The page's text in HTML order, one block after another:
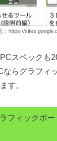
：https://
スペックも
ならグラフィ
す。
フィックボ